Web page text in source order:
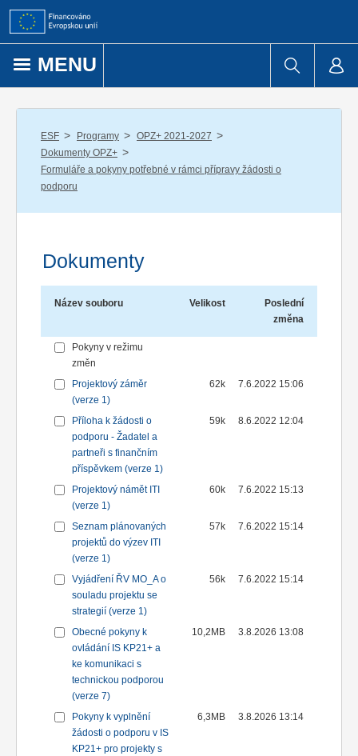
Přejít k obsahu
MENU
ESF / Programy / OPZ+ 2021-2027 /
Dokumenty OPZ+ /
Formuláře a pokyny potřebné v rámci přípravy žádosti o
podporu
Dokumenty
Název souboru Velikost
Poslední
změna
Pokyny v režimu
změn
Projektový záměr
(verze 1)
62k 7.6.2022 15:06
Příloha k žádosti o
podporu - Žadatel a
partneři s finančním
příspěvkem (verze 1)
59k 8.6.2022 12:04
Projektový námět ITI
(verze 1)
60k 7.6.2022 15:13
Seznam plánovaných
projektů do výzev ITI
(verze 1)
57k 7.6.2022 15:14
Vyjádření ŘV MO_A o
souladu projektu se
strategií (verze 1)
56k 7.6.2022 15:14
Obecné pokyny k
ovládání IS KP21+ a
ke komunikaci s
technickou podporou
(verze 7)
10,2MB 3.8.2026 13:08
Pokyny k vyplnění
žádosti o podporu v IS
KP21+ pro projekty s
6,3MB 3.8.2026 13:14